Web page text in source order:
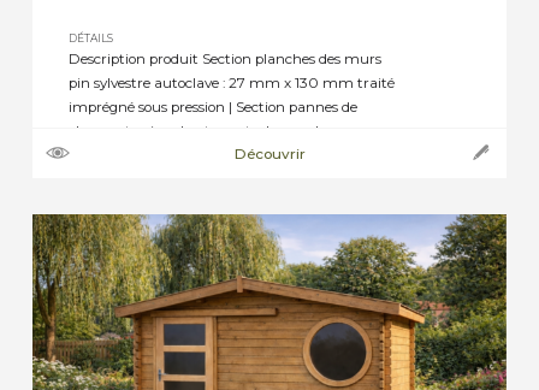
DÉTAILS
Description produit Section planches des murs
pin sylvestre autoclave : 27 mm x 130 mm traité
imprégné sous pression | Section pannes de
charpente pin sylvestre autoclave : selon
dimensions de 45 mm x 70 mm, ou 45 mm x
Découvrir